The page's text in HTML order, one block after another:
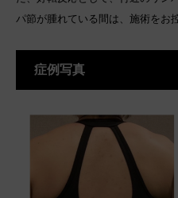
パ節が腫れている間は、施術をお
症例写真